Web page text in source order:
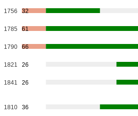
1756 32
1785 61
1790 66
1821 26
1841 26
1810 36